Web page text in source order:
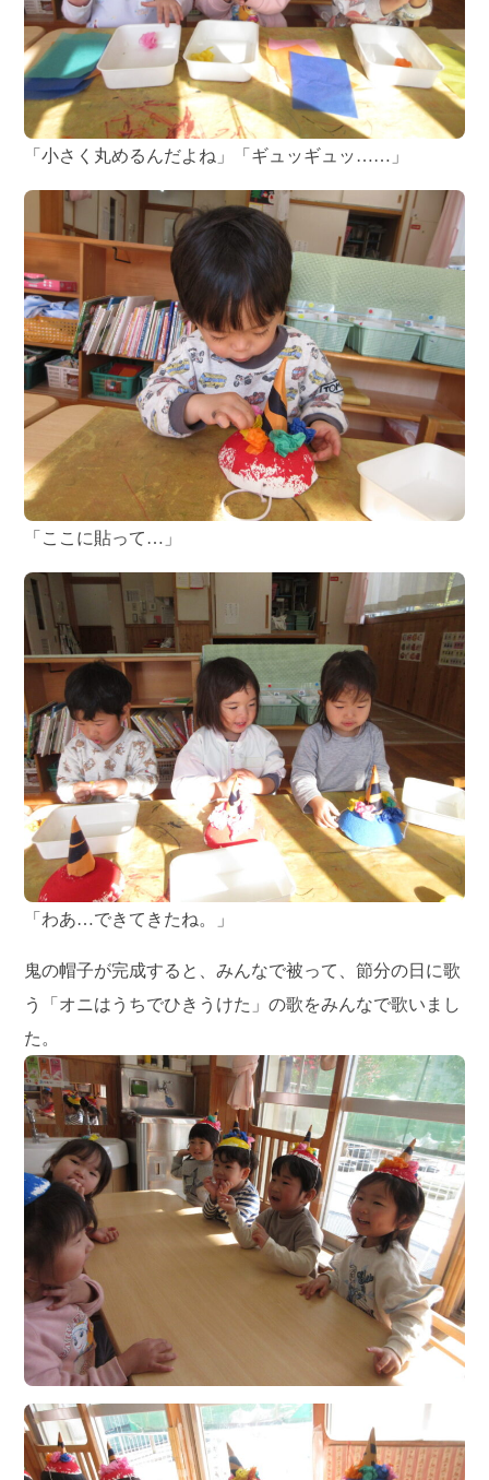
「小さく丸めるんだよね」「ギュッギュッ……」
「ここに貼って…」
「わあ…できてきたね。」
鬼の帽子が完成すると、みんなで被って、節分の日に歌
う「オニはうちでひきうけた」の歌をみんなで歌いまし
た。